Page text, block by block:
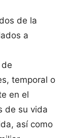
de la
a
temporal o
en el
de su vida
así como